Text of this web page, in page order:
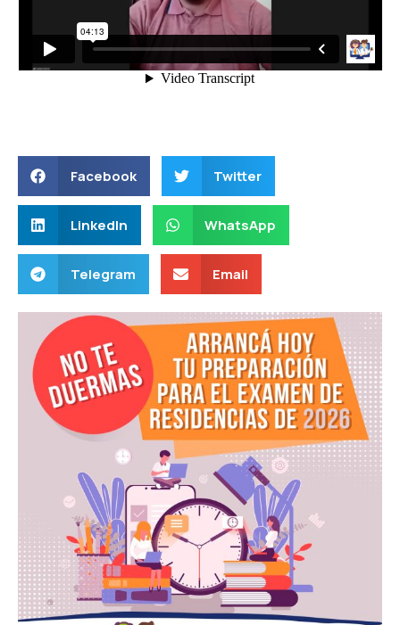
Facebook Twitter
LinkedIn WhatsApp
Telegram Email